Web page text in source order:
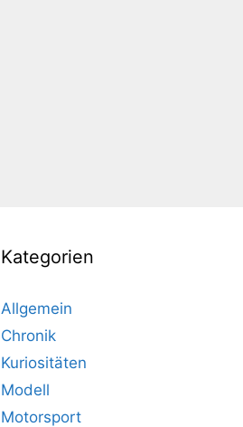
Kategorien
Allgemein
Chronik
Kuriositäten
Modell
Motorsport